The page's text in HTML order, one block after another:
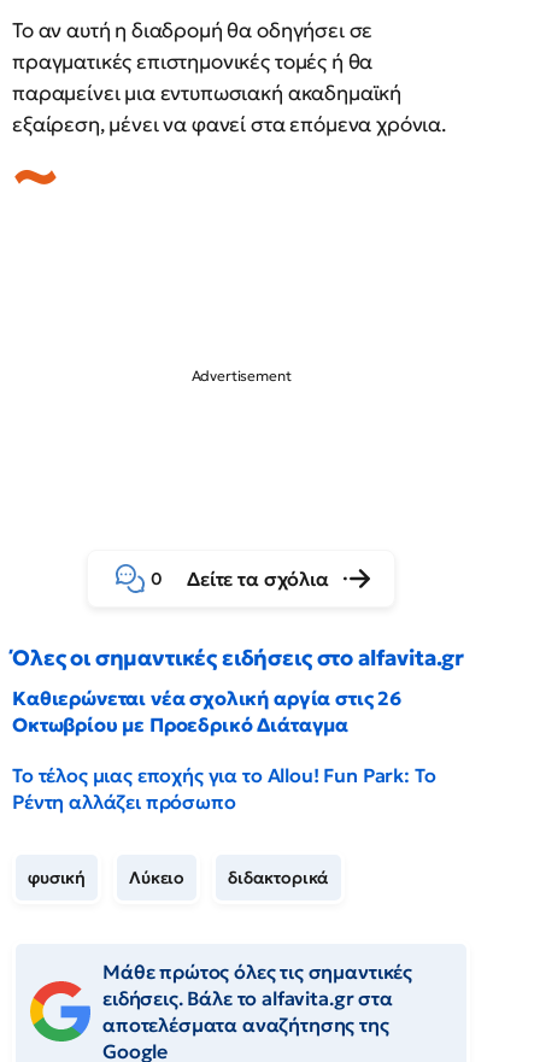
Το αν αυτή η διαδρομή θα οδηγήσει σε
πραγματικές επιστημονικές τομές ή θα
παραμείνει μια εντυπωσιακή ακαδημαϊκή
εξαίρεση, μένει να φανεί στα επόμενα χρόνια.
0 Δείτε τα σχόλια
Όλες οι σημαντικές ειδήσεις στο alfavita.gr
Καθιερώνεται νέα σχολική αργία στις 26
Οκτωβρίου με Προεδρικό Διάταγμα
Το τέλος μιας εποχής για το Allou! Fun Park: Το
Ρέντη αλλάζει πρόσωπο
φυσική Λύκειο διδακτορικά
Μάθε πρώτος όλες τις σημαντικές
ειδήσεις. Βάλε το alfavita.gr στα
αποτελέσματα αναζήτησης της
Google